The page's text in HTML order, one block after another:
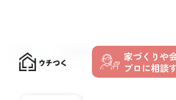
家づくりや
プロに相談
TOP おすすめの住宅メーカー 藤